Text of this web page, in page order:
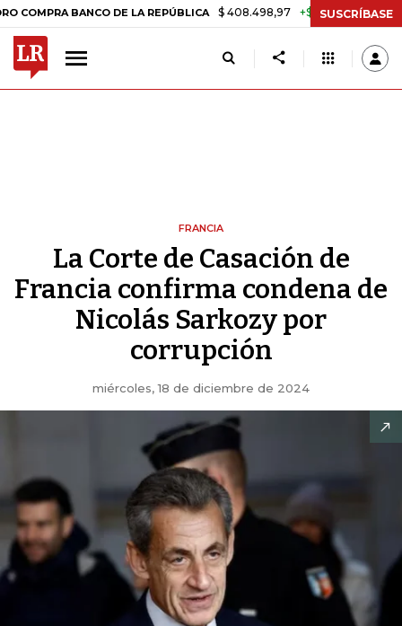
BANCO DE LA REPÚBLICA $ 408.498,97 +$ 8.753,81 +2,19%
SUSCRÍBASE
FRANCIA
La Corte de Casación de
Francia confirma condena de
Nicolás Sarkozy por
corrupción
miércoles, 18 de diciembre de 2024